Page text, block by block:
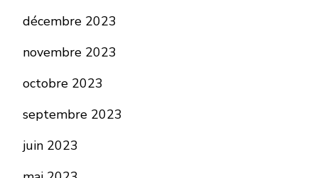
décembre 2023
novembre 2023
octobre 2023
septembre 2023
juin 2023